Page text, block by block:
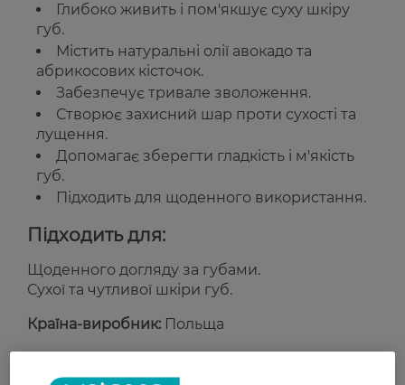
Глибоко живить і пом'якшує суху шкіру
губ.
Містить натуральні олії авокадо та
абрикосових кісточок.
Забезпечує тривале зволоження.
Створює захисний шар проти сухості та
лущення.
Допомагає зберегти гладкість і м'якість
губ.
Підходить для щоденного використання.
Підходить для:
Щоденного догляду за губами.
Сухої та чутливої шкіри губ.
Країна-виробник: Польща
Рейтинг та відгуки